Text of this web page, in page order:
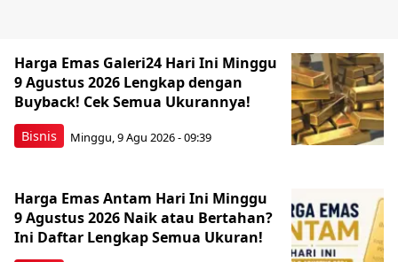
Bisnis
Harga Emas Galeri24 Hari Ini Minggu
9 Agustus 2026 Lengkap dengan
Buyback! Cek Semua Ukurannya!
Minggu, 9 Agu 2026 - 09:39
Harga Emas Antam Hari Ini Minggu
9 Agustus 2026 Naik atau Bertahan?
Ini Daftar Lengkap Semua Ukuran!